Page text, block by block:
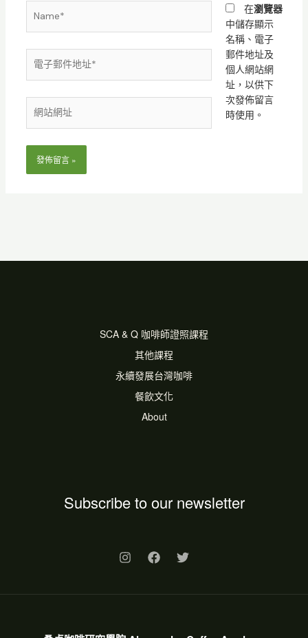
件
地
址
*
站
址
在瀏覽器
中儲存顯示
名稱、電子
郵件地址及
個人網站網
址，以供下
次發佈留言
時使用。
SCA & Q 咖啡師證照課程
其他課程
永續發展台灣咖啡
餐飲文化
About
Subscribe to our newsletter